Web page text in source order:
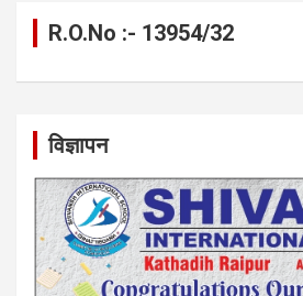
R.O.No :- 13954/32
विज्ञापन